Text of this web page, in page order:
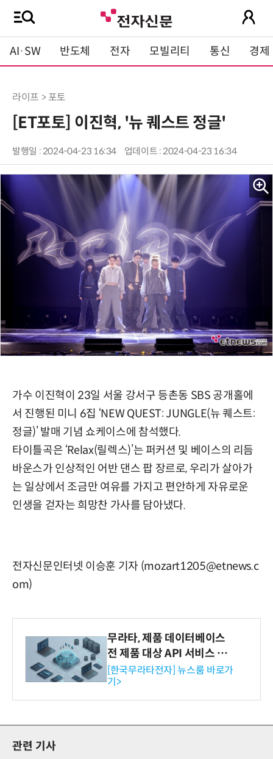
AI·SW 반도체 전자 모빌리티 통신 경제
라이프 > 포토
[ET포토] 이진혁, '뉴 퀘스트 정글'
발행일 : 2024-04-23 16:34 업데이트 : 2024-04-23 16:34
가수 이진혁이 23일 서울 강서구 등촌동 SBS 공개홀에
서 진행된 미니 6집 ‘NEW QUEST: JUNGLE(뉴 퀘스트:
정글)’ 발매 기념 쇼케이스에 참석했다.
타이틀곡은 ‘Relax(릴렉스)’는 퍼커션 및 베이스의 리듬
바운스가 인상적인 어반 댄스 팝 장르로, 우리가 살아가
는 일상에서 조금만 여유를 가지고 편안하게 자유로운
인생을 걷자는 희망찬 가사를 담아냈다.
전자신문인터넷 이승훈 기자 (mozart1205@etnews.c
om)
무라타, 제품 데이터베이스
전 제품 대상 API 서비스 제
공…73개 제품 카테고리로
확대
[한국무라타전자] 뉴스룸 바로가
기>
관련 기사